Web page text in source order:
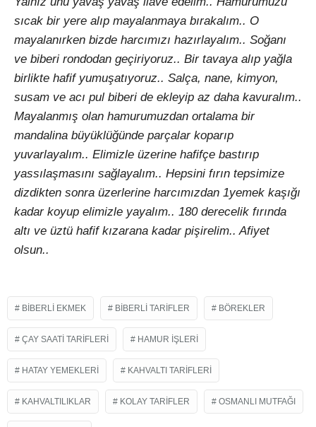
sıcak bir yere alıp mayalanmaya bırakalım.. O
mayalanırken bizde harcımızı hazırlayalım.. Soğanı
ve biberi rondodan geçiriyoruz.. Bir tavaya alıp yağla
birlikte hafif yumuşatıyoruz.. Salça, nane, kimyon,
susam ve acı pul biberi de ekleyip az daha kavuralım..
Mayalanmış olan hamurumuzdan ortalama bir
mandalina büyüklüğünde parçalar koparıp
yuvarlayalım.. Elimizle üzerine hafifçe bastırıp
yassılaşmasını sağlayalım.. Hepsini fırın tepsimize
dizdikten sonra üzerlerine harcımızdan 1yemek kaşığı
kadar koyup elimizle yayalım.. 180 derecelik fırında
altı ve üztü hafif kızarana kadar pişirelim.. Afiyet
olsun..
BIBERLI EKMEK BIBERLI TARIFLER BÖREKLER
ÇAY SAATI TARIFLERI HAMUR İŞLERI
HATAY YEMEKLERI KAHVALTI TARIFLERI
KAHVALTILIKLAR KOLAY TARIFLER OSMANLI MUTFAĞI